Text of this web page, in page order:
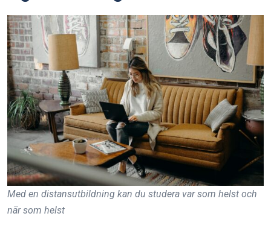
Med en distansutbildning kan du studera var som helst och
när som helst